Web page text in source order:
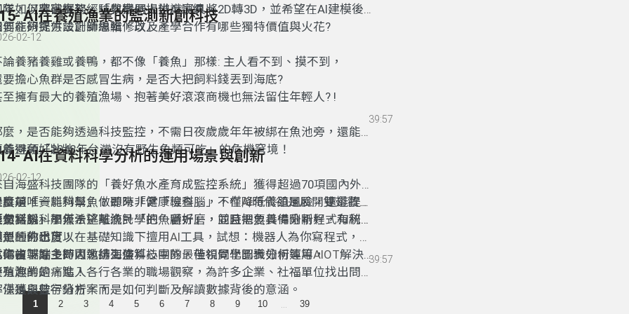
年，以豐富實務經驗與案例提供AI訓練。
隊如何突破框架，「教機器人辨識家具將2D轉3D，並希望在AI建模後
要能夠提供設計師編輯修改」。
何在研究方法創新思維，以及產學合作有哪些獨特價值與火花?
AI在養殖漁業的監測新創科技
02-12
養豬養雞或養鴨， 都不像 「養魚」 那樣: 主人看不到 、 摸不到 ，
要擔心魚群是否感冒生病 ， 是否大把飼料錢丟到海底?
至擁有最大的養殖漁場、抱著美好滾滾商機也無法留住年輕人? !
麼，是否能夠透過科技監控，不需日夜歲歲年年被綁在魚池旁，還能把
養得頭好壯壯，
能避免「2048年台灣沒有野生魚類可吃」的危機窘境！
自海盛科技團隊的「養好魚水產育成監控系統」獲得超過70項國內外指
獎項，
目前唯一能夠幫魚做即時「健康檢查」，不僅降低養殖風險，還能提升
量。
句話說，不僅希望幫漁民「把魚顧好」， 同時把魚養得剛剛好，有利不
魚種的出貨！
集由端端主持人邀請海盛科技團隊，帶領同學認識如何運用AIOT解決
殖漁業的痛點！
39:57
AI在資料科學分析的運用場景與創新
02-12
麼是「資料科學」﹖聽來非常「理科腦」，在AI時代卻是展開雙翅歡迎
文科腦」加入！
然資料科學無法逃離統計學的一番折磨，並且需要具備分析程式和統計
型的熟悉度，
是，你也可以在基礎知識下擅用AI工具 ， 試想 ： 機器人為你寫程式 ， 程
碼複製貼上即可執行工作；
你省下許多時間，排列演算心中的最佳視覺化圖表分析等等，
有趣的是，進入各行各業的職場觀察，為許多企業、社福單位找出問題
決獲最佳行銷方案，
僅是與數字分析，而是如何判斷及解讀數據背後的意涵。
39:57
1 2 3 4 5 6 7 8 9 10 39